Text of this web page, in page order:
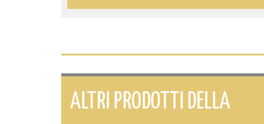
ALTRI PRODOTTI DELLA